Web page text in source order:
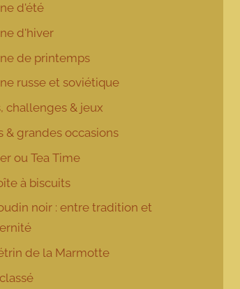
d'été
d'hiver
de printemps
russe et soviétique
challenges & jeux
& grandes occasions
ou Tea Time
à biscuits
noir : entre tradition et
de la Marmotte